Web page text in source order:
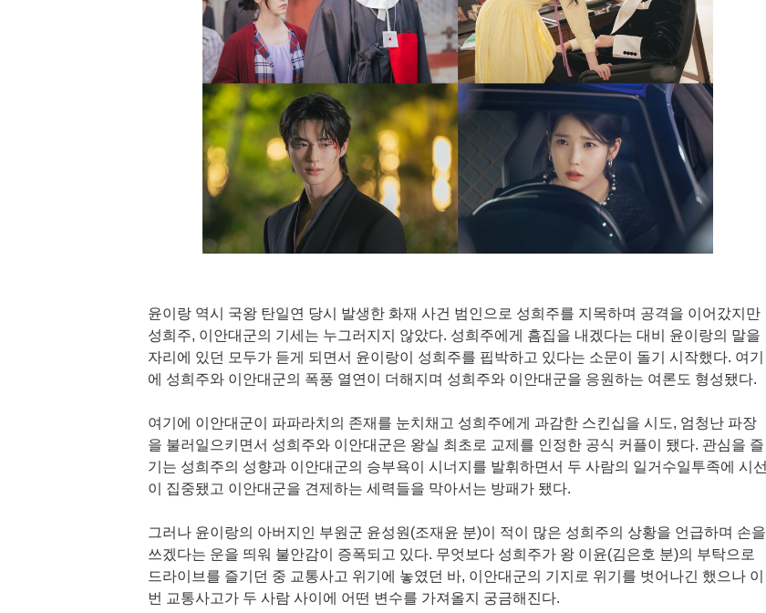
윤이랑 역시 국왕 탄일연 당시 발생한 화재 사건 범인으로 성희주를 지목하며 공격을 이어갔지만
성희주, 이안대군의 기세는 누그러지지 않았다. 성희주에게 흠집을 내겠다는 대비 윤이랑의 말을
자리에 있던 모두가 듣게 되면서 윤이랑이 성희주를 핍박하고 있다는 소문이 돌기 시작했다. 여기
에 성희주와 이안대군의 폭풍 열연이 더해지며 성희주와 이안대군을 응원하는 여론도 형성됐다.
여기에 이안대군이 파파라치의 존재를 눈치채고 성희주에게 과감한 스킨십을 시도, 엄청난 파장
을 불러일으키면서 성희주와 이안대군은 왕실 최초로 교제를 인정한 공식 커플이 됐다. 관심을 즐
기는 성희주의 성향과 이안대군의 승부욕이 시너지를 발휘하면서 두 사람의 일거수일투족에 시선
이 집중됐고 이안대군을 견제하는 세력들을 막아서는 방패가 됐다.
그러나 윤이랑의 아버지인 부원군 윤성원(조재윤 분)이 적이 많은 성희주의 상황을 언급하며 손을
쓰겠다는 운을 띄워 불안감이 증폭되고 있다. 무엇보다 성희주가 왕 이윤(김은호 분)의 부탁으로
드라이브를 즐기던 중 교통사고 위기에 놓였던 바, 이안대군의 기지로 위기를 벗어나긴 했으나 이
번 교통사고가 두 사람 사이에 어떤 변수를 가져올지 궁금해진다.